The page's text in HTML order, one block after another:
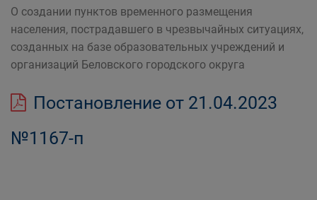
О создании пунктов временного размещения
населения, пострадавшего в чрезвычайных ситуациях,
созданных на базе образовательных учреждений и
организаций Беловского городского округа
Постановление от 21.04.2023
№1167-п